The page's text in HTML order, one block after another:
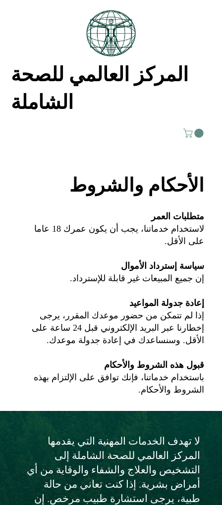
المركز العالمي للصحة
الشاملة
الأحكام والشروط
متطلبات العمر
لاستخدام خدماتنا، يجب أن يكون عمرك 18 عاما
على الأقل.
سياسة إسترداد الأموال
إن جميع المبيعات غير قابلة للإسترداد.
إعادة جدولة المواعيد
إذا لم تتمكن من حضور موعدك المقرر، يرجى
إخطارنا عبر البريد الإلكتروني قبل 24 ساعة على
الأقل. وسنساعدك في إعادة جدولة موعدك.
قبول هذه الشروط والأحكام
باستخدام خدماتنا، فإنك توافق على الإلتزام بهذه
الشروط والأحكام.
لا تهدف الخدمات المهنية التي يقدمها
المركز العالمي للصحة الشاملة إلى
التشخيص والعلاج والشفاء والوقاية من أي
أمراض بشرية. إذا كنت تعاني من حالة
طبية، يرجى استشارة طبيب مرخص. إن